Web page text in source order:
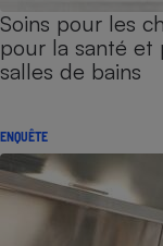
Soins pour les
pour la santé et
salles de bains
ENQUÊTE